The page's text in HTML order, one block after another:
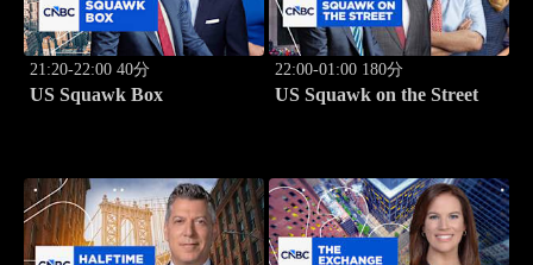
21:20-22:00 40分
US Squawk Box
22:00-01:00 180分
US Squawk on the Street